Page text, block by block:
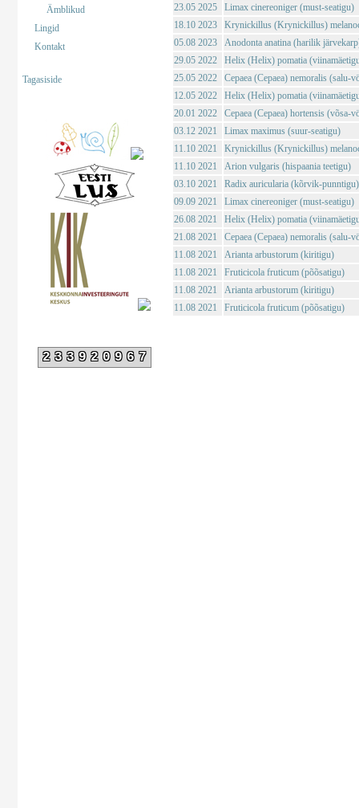
Ämblikud
Lingid
Kontakt
Tagasiside
233920967
23.05 2025
Limax cinereoniger (must-seatigu)
18.10 2023
Krynickillus (Krynickillus)
05.08 2023
Anodonta anatina (harilik
29.05 2022
Helix (Helix) pomatia
25.05 2022
Cepaea (Cepaea) nemoralis (salu-
12.05 2022
Helix (Helix) pomatia
20.01 2022
Cepaea (Cepaea) hortensis (võsa-
03.12 2021
Limax maximus (suur-seatigu)
11.10 2021
Krynickillus (Krynickillus)
11.10 2021
Arion vulgaris (hispaania teetigu)
03.10 2021
Radix auricularia (kõrvik-punntigu)
09.09 2021
Limax cinereoniger (must-seatigu)
26.08 2021
Helix (Helix) pomatia
21.08 2021
Cepaea (Cepaea) nemoralis (salu-
11.08 2021
Arianta arbustorum (kiritigu)
11.08 2021
Fruticicola fruticum (põõsatigu)
11.08 2021
Arianta arbustorum (kiritigu)
11.08 2021
Fruticicola fruticum (põõsatigu)